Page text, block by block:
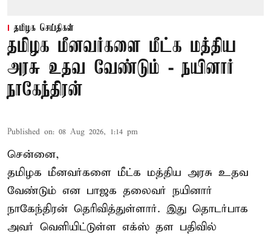
தமிழக செய்திகள்
தமிழக மீனவர்களை மீட்க மத்திய
அரசு உதவ வேண்டும் - நயினார்
நாகேந்திரன்
Published on: 08 Aug 2026, 1:14 pm
சென்னை,
தமிழக மீனவர்களை மீட்க மத்திய அரசு உதவ
வேண்டும் என பாஜக தலைவர் நயினார்
நாகேந்திரன் தெரிவித்துள்ளார். இது தொடர்பாக
அவர் வெளியிட்டுள்ள எக்ஸ் தள பதிவில்